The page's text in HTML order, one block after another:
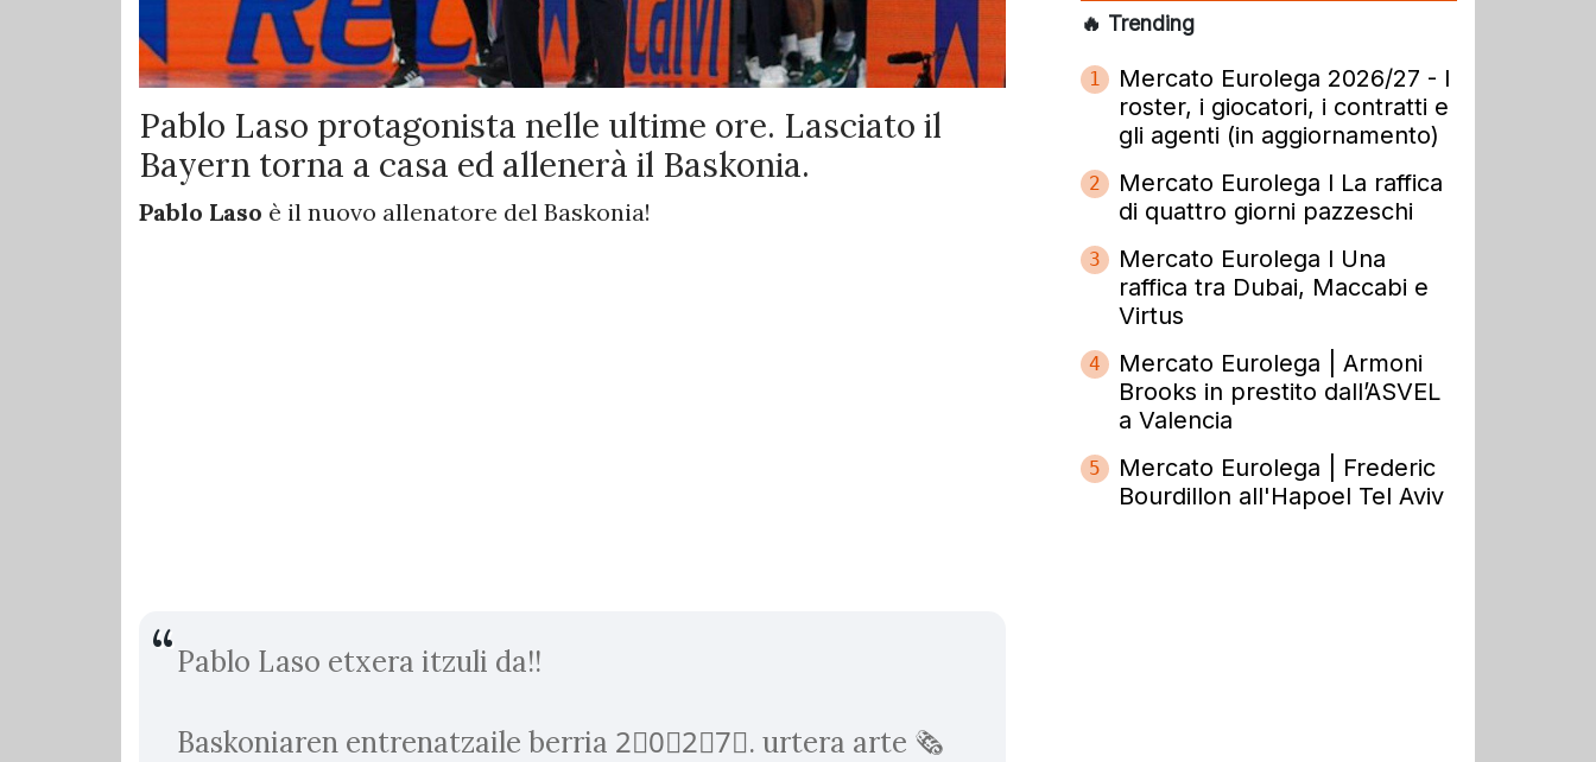
Pablo Laso protagonista nelle ultime ore. Lasciato il
Bayern torna a casa ed allenerà il Baskonia.
Pablo Laso è il nuovo allenatore del Baskonia!
Pablo Laso etxera itzuli da!!
Baskoniaren entrenatzaile berria 2⃣0⃣2⃣7⃣. urtera arte 🗞️
🔥 Trending
1
Mercato Eurolega 2026/27 - I
roster, i giocatori, i contratti e
gli agenti (in aggiornamento)
2
Mercato Eurolega l La raffica
di quattro giorni pazzeschi
3
Mercato Eurolega l Una
raffica tra Dubai, Maccabi e
Virtus
4
Mercato Eurolega | Armoni
Brooks in prestito dall’ASVEL
a Valencia
5
Mercato Eurolega | Frederic
Bourdillon all'Hapoel Tel Aviv